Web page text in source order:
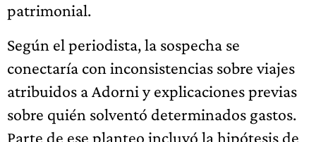
patrimonial.
Según el periodista, la sospecha se
conectaría con inconsistencias sobre viajes
atribuidos a Adorni y explicaciones previas
sobre quién solventó determinados gastos.
Parte de ese planteo incluyó la hipótesis de